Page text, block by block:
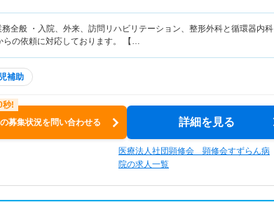
務全般 ・入院、外来、訪問リハビリテーション、整形外科と循環器内科
らの依頼に対応しております。 【…
補助
募集状況を問い合わせる 詳細を見る
医療法人社団顕修会 顕修会すずらん病
院の求人一覧